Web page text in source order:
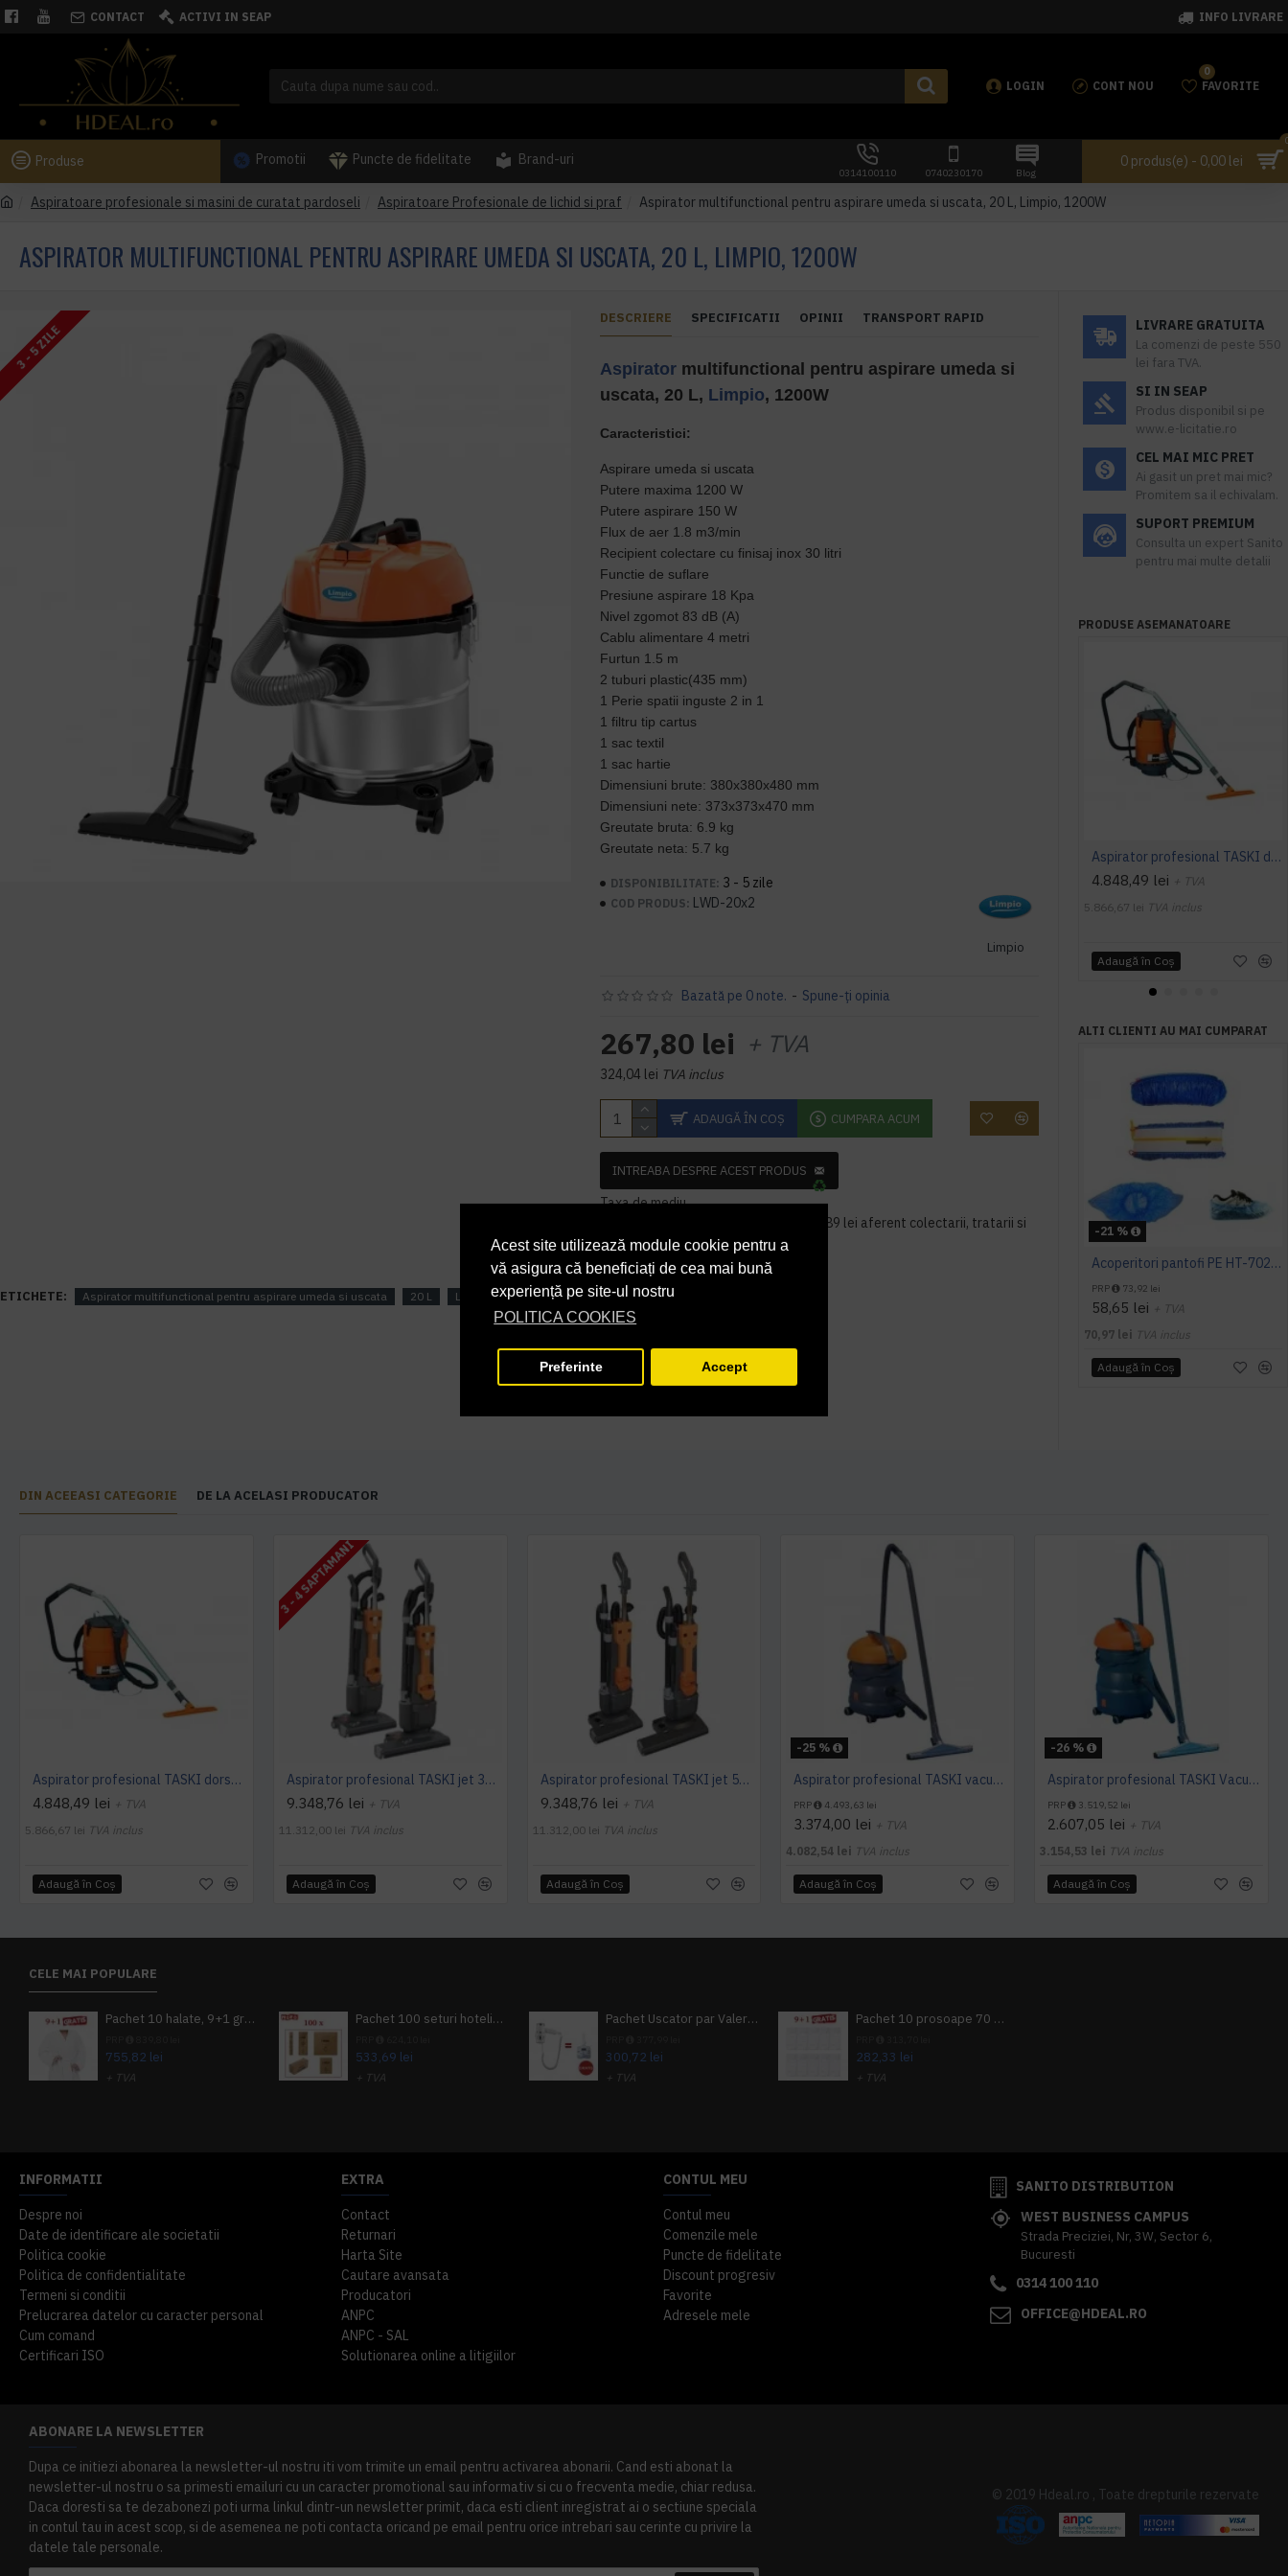
Acest site utilizează module cookie pentru a
vă asigura că beneficiați de cea mai bună
experiență pe site-ul nostru
POLITICA COOKIES
Preferinte Accept
CONTACT ACTIVI IN SEAP INFO LIVRARE
LOGIN CONT NOU FAVORITE
0
Produse Promotii Puncte de fidelitate Brand-uri
0314100110 0740230170 Blog
0 produs(e) - 0,00 lei
Aspiratoare profesionale si masini de curatat pardoseli Aspiratoare Profesionale de lichid si praf Aspirator multifunctional pentru aspirare umeda si uscata, 20 L, Limpio, 1200W
ASPIRATOR MULTIFUNCTIONAL PENTRU ASPIRARE UMEDA SI USCATA, 20 L, LIMPIO, 1200W
3 - 5 ZILE
DESCRIERE SPECIFICATII OPINII TRANSPORT RAPID
Aspirator multifunctional pentru aspirare umeda si
uscata, 20 L, Limpio, 1200W
Caracteristici:
Aspirare umeda si uscata
Putere maxima 1200 W
Putere aspirare 150 W
Flux de aer 1.8 m3/min
Recipient colectare cu finisaj inox 30 litri
Functie de suflare
Presiune aspirare 18 Kpa
Nivel zgomot 83 dB (A)
Cablu alimentare 4 metri
Furtun 1.5 m
2 tuburi plastic(435 mm)
1 Perie spatii inguste 2 in 1
1 filtru tip cartus
1 sac textil
1 sac hartie
Dimensiuni brute: 380x380x480 mm
Dimensiuni nete: 373x373x470 mm
Greutate bruta: 6.9 kg
Greutate neta: 5.7 kg
DISPONIBILITATE: 3 - 5 zile
COD PRODUS: LWD-20x2
Limpio
Bazată pe 0 note. - Spune-ţi opinia
267,80 lei + TVA
324,04 lei TVA inclus
ADAUGĂ ÎN COŞ CUMPARA ACUM
INTREABA DESPRE ACEST PRODUS
Taxa de mediu
Pretul produsului include costul de 10,89 lei aferent colectarii, tratarii si
eliminarii DEEE.
ETICHETE: Aspirator multifunctional pentru aspirare umeda si uscata 20 L Limpio 1200W
LIVRARE GRATUITA
La comenzi de peste 550
lei fara TVA.
SI IN SEAP
Produs disponibil si pe
www.e-licitatie.ro
CEL MAI MIC PRET
Ai gasit un pret mai mic?
Promitem sa il echivalam.
SUPORT PREMIUM
Consulta un expert Sanito
pentru mai multe detalii
PRODUSE ASEMANATOARE
Aspirator profesional TASKI dorsalino EURO, 900 W, TASKI
4.848,49 lei + TVA
5.866,67 lei TVA inclus
Adaugă în Coş
ALTI CLIENTI AU MAI CUMPARAT
-21 %
Acoperitori pantofi PE HT-702, 110 buc.
PRP 73,92 lei
58,65 lei + TVA
70,97 lei TVA inclus
Adaugă în Coş
DIN ACEEASI CATEGORIE DE LA ACELASI PRODUCATOR
Aspirator profesional TASKI dorsalino EURO, 900 W, TASKI
4.848,49 lei + TVA
5.866,67 lei TVA inclus
Adaugă în Coş
3 - 4 SAPTAMANI
Aspirator profesional TASKI jet 38 Euro, 900 W, TASKI
9.348,76 lei + TVA
11.312,00 lei TVA inclus
Adaugă în Coş
Aspirator profesional TASKI jet 50 Euro, 920 W, TASKI
9.348,76 lei + TVA
11.312,00 lei TVA inclus
Adaugă în Coş
-25 %
Aspirator profesional TASKI vacumat 12, 1000 W, TASKI
PRP 4.493,63 lei
3.374,00 lei + TVA
4.082,54 lei TVA inclus
Adaugă în Coş
-26 %
Aspirator profesional TASKI Vacumat 22, 1000 W, TASKI
PRP 3.519,52 lei
2.607,05 lei + TVA
3.154,53 lei TVA inclus
Adaugă în Coş
CELE MAI POPULARE
Pachet 10 halate, 9+1 gratuit
755,82 lei
+ TVA
Pachet 100 seturi hoteliere, set dentar, set barbierit, casca de dus, pila unghii, set cusut
533,69 lei
+ TVA
Pachet Uscator par Valera Action Super Plus + GRATUIT Sampon si gel de dus Tork
300,72 lei
+ TVA
Pachet 10 prosoape 70 x 140cm 9 + 1 gratuit
282,33 lei
+ TVA
INFORMATII
Despre noi
Date de identificare ale societatii
Politica cookie
Politica de confidentialitate
Termeni si conditii
Prelucrarea datelor cu caracter personal
Cum comand
Certificari ISO
EXTRA
Contact
Returnari
Harta Site
Cautare avansata
Producatori
ANPC
ANPC - SAL
Solutionarea online a litigiilor
CONTUL MEU
Contul meu
Comenzile mele
Puncte de fidelitate
Discount progresiv
Favorite
Adresele mele
SANITO DISTRIBUTION
WEST BUSINESS CAMPUS
Strada Preciziei, Nr, 3W, Sector 6,
Bucuresti
0314 100 110
OFFICE@HDEAL.RO
ABONARE LA NEWSLETTER
Dupa ce initiezi abonarea la newsletter-ul nostru iti vom trimite un email pentru activarea abonarii. Cand esti abonat la
newsletter-ul nostru o sa primesti emailuri cu un caracter promotional sau informativ si cu o frecventa medie, chiar redusa.
Daca doresti sa te dezabonezi poti urma linkul dintr-un newsletter primit, daca esti client inregistrat ai o sectiune speciala
in contul tau in acest scop, si de asemenea ne poti contacta oricand pe email pentru orice intrebari sau cerinte cu privire la
datele tale personale.
© 2019 Hdeal.ro , Toate drepturile rezervate